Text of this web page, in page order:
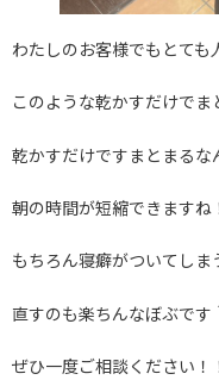
わたしのお客様でもとても
このような乾かすだけでま
乾かすだけですまとまるな
朝の時間が短縮できますね
もちろん寝癖がついてしま
直すのも楽ちんなぼぶです
ぜひ一度ご相談ください！